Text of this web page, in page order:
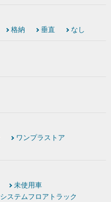
格納 垂直 なし
ワンプラストア
未使用車
システムフロアトラック